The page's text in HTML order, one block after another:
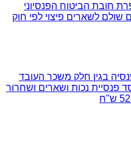
חובת הביטוח הפנסיוני
לשארים פיצוי לפי חוק
בגין חלק משכר העובד
פנסיית נכות ושארים ושחרור